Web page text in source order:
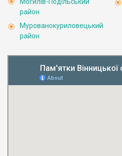
район
Мурованокуриловецький
район